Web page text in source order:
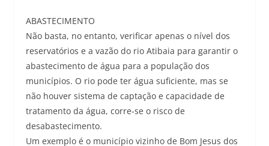
ABASTECIMENTO
Não basta, no entanto, verificar apenas o nível dos
reservatórios e a vazão do rio Atibaia para garantir o
abastecimento de água para a população dos
municípios. O rio pode ter água suficiente, mas se
não houver sistema de captação e capacidade de
tratamento da água, corre-se o risco de
desabastecimento.
Um exemplo é o município vizinho de Bom Jesus dos